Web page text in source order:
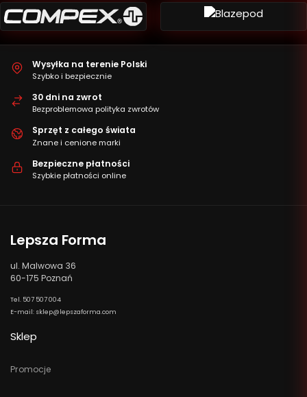
Wysyłka na terenie Polski
Szybko i bezpiecznie
30 dni na zwrot
Bezproblemowa polityka zwrotów
Sprzęt z całego świata
Znane i cenione marki
Bezpieczne płatności
Szybkie płatności online
Lepsza Forma
ul. Malwowa 36
60-175 Poznań
Tel. 507 507 004
E-mail: sklep@lepszaforma.com
Sklep
Promocje